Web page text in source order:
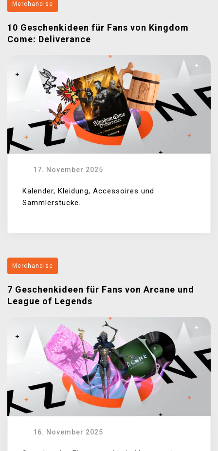
Merchandise
10 Geschenkideen für Fans von Kingdom
Come: Deliverance
17. November 2025
Kalender, Kleidung, Accessoires und
Sammlerstücke.
Merchandise
7 Geschenkideen für Fans von Arcane und
League of Legends
16. November 2025